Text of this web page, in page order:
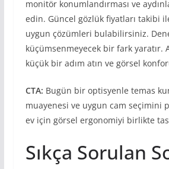
monitör konumlandırması ve
edin. Güncel gözlük fiyatları takibi
uygun çözümleri bulabilirsiniz.
küçümsenmeyecek bir fark yaratır.
küçük bir adım atın ve görsel
CTA: Bugün bir optisyenle temas
muayenesi ve uygun cam seçimini
ev için görsel ergonomiyi birlikte
Sıkça Sorulan